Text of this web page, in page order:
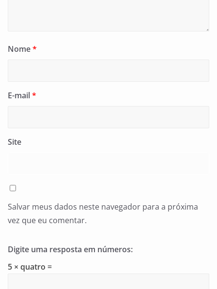
Nome*
E-mail*
Site
Salvar meus dados neste navegador para a próxima
vez que eu comentar.
Digite uma resposta em números:
5 × quatro =